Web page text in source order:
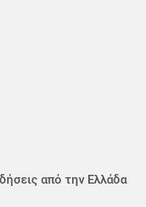
από την Ελλάδα